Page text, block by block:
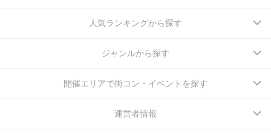
人気ランキングから探す
ジャンルから探す
開催エリアで街コン・イベントを探す
運営者情報